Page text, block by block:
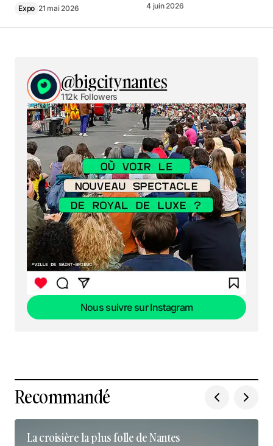
Expo 21 mai 2026 4 juin 2026
@bigcitynantes
112k Followers
Nous suivre sur Instagram
Recommandé
La croisière la plus folle de Nantes